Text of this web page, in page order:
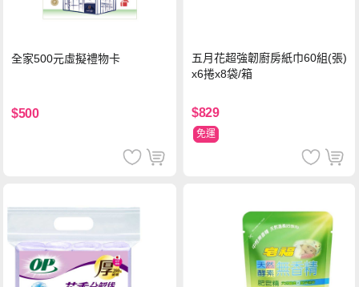
全家500元虛擬禮物卡
$500
五月花超強韌廚房紙巾60組(張)
x6捲x8袋/箱
$829
免運